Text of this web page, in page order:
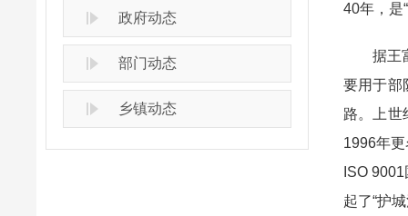
政府动态
部门动态
乡镇动态
40年，是
据王
要用于部
路。上世
1996年
ISO
起了“护